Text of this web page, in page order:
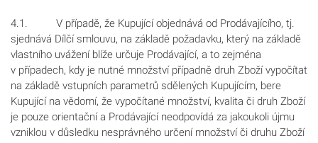
4.1. V případě, že Kupující objednává od Prodávajícího, tj.
sjednává Dílčí smlouvu, na základě požadavku, který na základě
vlastního uvážení blíže určuje Prodávající, a to zejména
v případech, kdy je nutné množství případně druh Zboží vypočítat
na základě vstupních parametrů sdělených Kupujícím, bere
Kupující na vědomí, že vypočítané množství, kvalita či druh Zboží
je pouze orientační a Prodávající neodpovídá za jakoukoli újmu
vzniklou v důsledku nesprávného určení množství či druhu Zboží